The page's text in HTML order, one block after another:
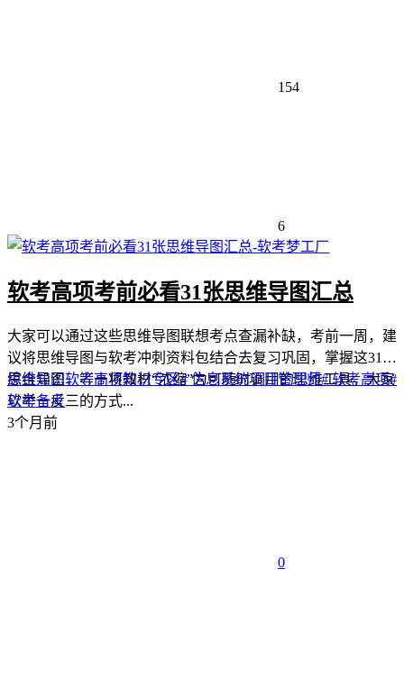
154
6
软考高项考前必看31张思维导图汇总
大家可以通过这些思维导图联想考点查漏补缺，考前一周，建
议将思维导图与软考冲刺资料包结合去复习巩固，掌握这31张
思维导图，等于将教材“浓缩”为可随时调用的思维工具。大家
以举一反三的方式...
综合知识软考高项知识专区# 信息系统项目管理师# 软考高项#
软考备考
3个月前
0